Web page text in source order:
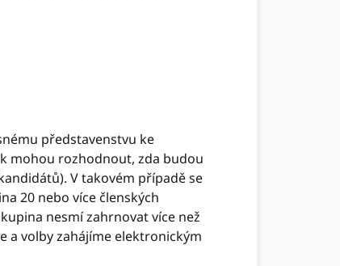
představenstvu ke
mohou rozhodnout, zda budou
V takovém případě se
20 nebo více členských
nesmí zahrnovat více než
a volby zahájíme elektronickým